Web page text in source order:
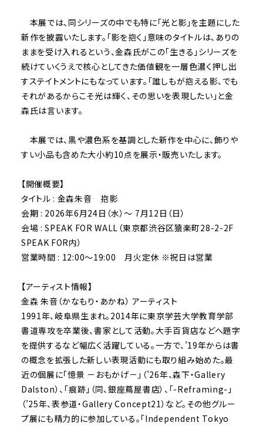
本展では、同シリーズの中でも特に「光と影」を主題にした
新作を披露いたします。「影を抱く」意味のタイトルは、ありの
ままを受け入れるという、金森氏がこの「生きる」シリーズを
続けていくうえで核心としてきた価値観を一層色濃く押し出
すステイトメントにもなっています。「誰しもが抱える影、でも
それがあるからこそ光は輝く、その思いを表現したい」と金
森氏は言います。
本展では、黒や濃色系を基調とした新作を中心に、飾りや
すい小品も含めた大小約10点を展示・販売いたします。
【開催概要】
タイトル : ​金森朱音 抱影
会期 : 2026年6月24日（水）～ 7月12日（日）
会場 : SPEAK FOR WALL（東京都渋谷区猿楽町28-2-2F
SPEAK FOR内）
営業時間 : 12:00～19:00 月火定休 ※祝日は営業
【アーティスト情報】
金森 朱音（かなもり・あかね） アーティスト
1991年、岐阜県生まれ。2014年に東京学芸大学教育学部
書道専攻を卒業後、書家として活動。大手百貨店などへ題字
を提供するなど幅広く活躍している。一方で、’19年からは書
の概念を拡張した新しい表現活動にも取り組み始めた。最
近の個展に「憶景 －おもかげ－」（’26年、森下・Gallery
Dalston）、「痕跡」（同、銀座蔦屋書店）、「-Reframing-」
（’25年、表参道・Gallery Concept21）など。その他グルー
プ展にも精力的に参加している。「Independent Tokyo